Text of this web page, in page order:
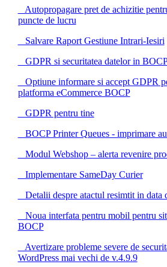
Autopropagare pret de achizitie
puncte de lucru
Salvare Raport Gestiune Intrari-Iesiri
GDPR si securitatea datelor in
Optiune informare si accept GDPR
platforma eCommerce BOCP
GDPR pentru tine
BOCP Printer Queues - imprimare
Modul Webshop – alerta revenire
Implementare SameDay Curier
Detalii despre atactul resimtit in data
Noua interfata pentru mobil pentru
BOCP
Avertizare probleme severe de
WordPress mai vechi de v.4.9.9